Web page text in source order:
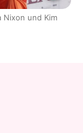
Nixon und Kim